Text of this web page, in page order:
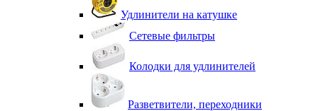
Удлинители на катушке
Сетевые фильтры
Колодки для удлинителей
Разветвители, переходники